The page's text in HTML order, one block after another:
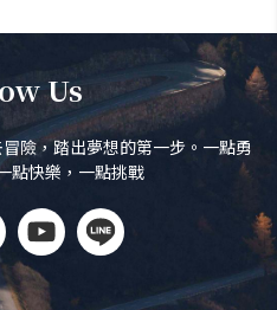
Us
險，踏出夢想的第一步。一點勇
點快樂，一點挑戰